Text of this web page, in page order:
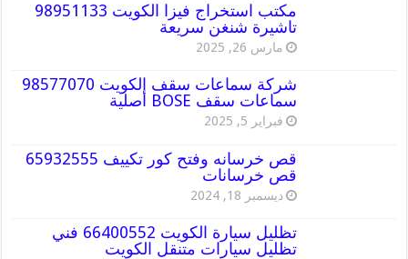
مكتب استخراج فيزا الكويت 98951133
تاشيرة شنغن سريعة
مارس 26, 2025
شركة سماعات سقف الكويت 98577070
سماعات سقف BOSE أصلية
فبراير 5, 2025
قص خرسانه وفتح كور تكييف 65932555
قص خرسانات
ديسمبر 18, 2024
تظليل سيارة الكويت 66400552 فني
تظليل سيارات متنقل الكويت